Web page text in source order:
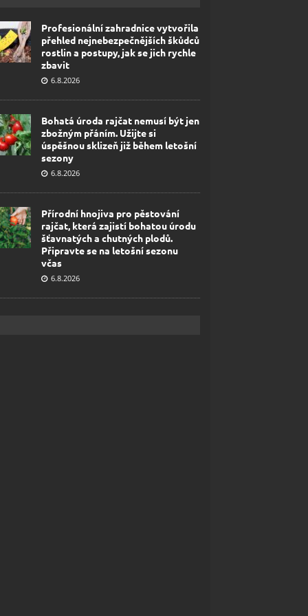
Profesionální zahradnice vytvořila
přehled nejnebezpečnějších škůdců
rostlin a postupy, jak se jich rychle
zbavit
6.8.2026
Bohatá úroda rajčat nemusí být jen
zbožným přáním. Užijte si
úspěšnou sklizeň již během letošní
sezony
6.8.2026
Přírodní hnojiva pro pěstování
rajčat, která zajistí bohatou úrodu
šťavnatých a chutných plodů.
Připravte se na letošní sezonu
včas
6.8.2026